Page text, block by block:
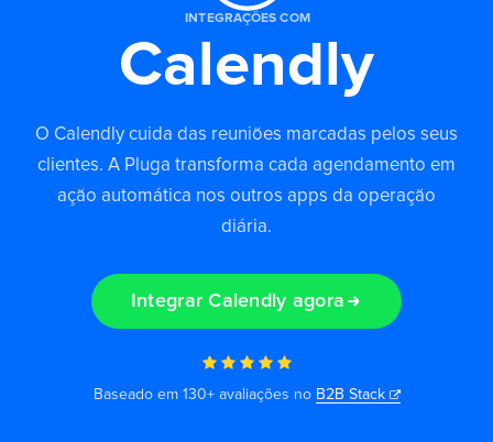
Entrar
PT
INTEGRAÇÕES COM
Calendly
O Calendly cuida das reuniões marcadas pelos seus
clientes. A Pluga transforma cada agendamento em
ação automática nos outros apps da operação
diária.
Integrar Calendly agora
Baseado em 130+ avaliações no B2B Stack